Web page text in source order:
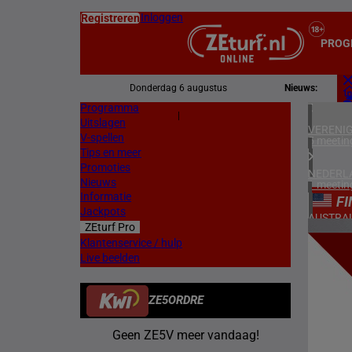
RegistrerenInloggen
Donderdag 6 augustus Nieuws:
Programma
Uitslagen
V-spellen
Tips en meer
Promoties
Nieuws
Informatie
Jackpots
ZEturf Pro
Klantenservice / hulp
Live beelden
ZE5ORDRE
Geen ZE5V meer vandaag!
5
1
4
8
15/06/